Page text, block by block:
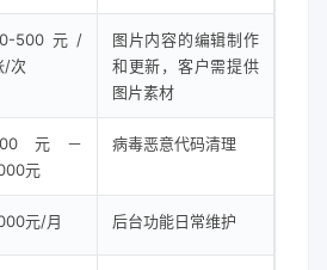
500元/
/次
图片内容的编辑制作
和更新，客户需提供
图片素材
元－
元
病毒恶意代码清理
元/月 后台功能日常维护